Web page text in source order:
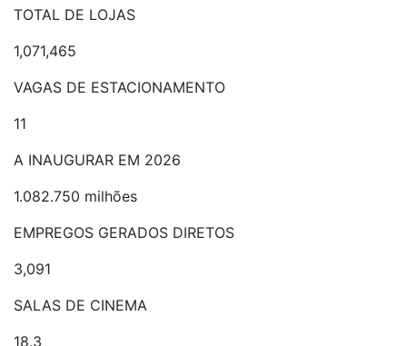
TOTAL DE LOJAS
1,071,465
VAGAS DE ESTACIONAMENTO
11
A INAUGURAR EM 2026
1.082.750 milhões
EMPREGOS GERADOS DIRETOS
3,091
SALAS DE CINEMA
18.3